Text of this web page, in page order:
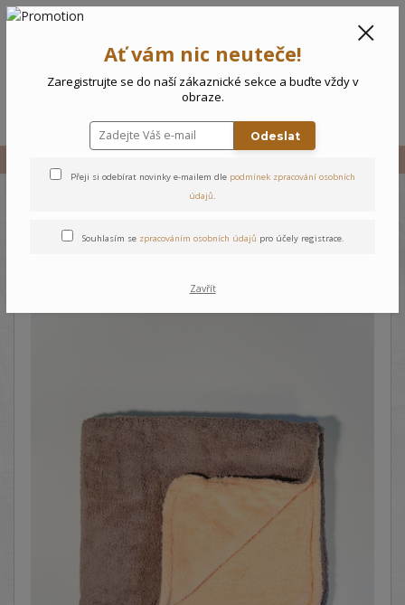
Deka
Ať vám nic neuteče!
Zaregistrujte se do naší zákaznické sekce a buďte vždy v
obraze.
Odeslat
Přeji si odebírat novinky e-mailem dle podmínek zpracování osobních
údajů.
Souhlasím se zpracováním osobních údajů pro účely registrace.
Zavřít